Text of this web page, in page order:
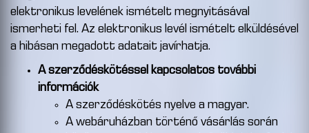
elektronikus levelének ismételt megnyitásával
ismerheti fel. Az elektronikus levél ismételt elküldésével
a hibásan megadott adatait javírhatja.
A szerződéskötéssel kapcsolatos további
információk
A szerződéskötés nyelve a magyar.
A webáruházban történő vásárlás során